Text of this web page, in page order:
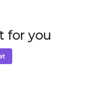
for you